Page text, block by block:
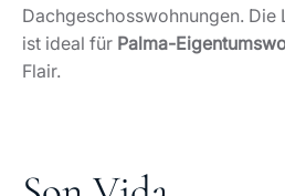
Dachgeschosswohnungen. Die
ist ideal für Palma-
Flair.